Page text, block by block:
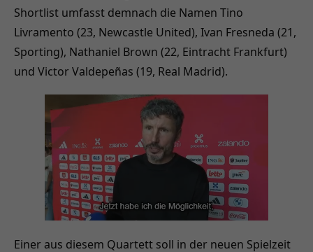
Shortlist umfasst demnach die Namen Tino
Livramento (23, Newcastle United), Ivan Fresneda (21,
Sporting), Nathaniel Brown (22, Eintracht Frankfurt)
und Victor Valdepeñas (19, Real Madrid).
Einer aus diesem Quartett soll in der neuen Spielzeit